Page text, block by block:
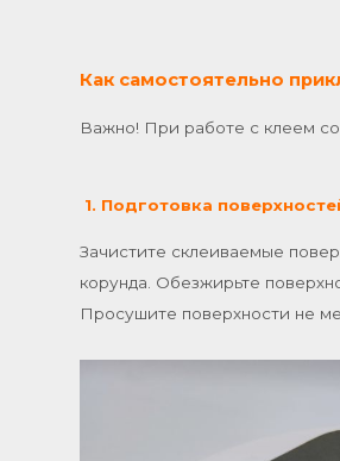
Как самостоятельно
Важно! При работе с клеем
1. Подготовка
Зачистите склеиваемые
корунда. Обезжирьте
Просушите поверхности не